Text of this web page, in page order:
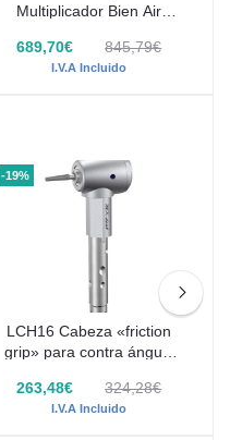
Multiplicador Bien Air
689,70€
845,79€
I.V.A Incluido
-19%
LCH16 Cabeza «friction
grip» para contra ángulo
fresas de turbina
263,48€ 324,28€
I.V.A Incluido